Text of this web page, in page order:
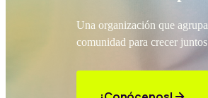
Una organización que
comunidad para crecer
¡Conócenos!